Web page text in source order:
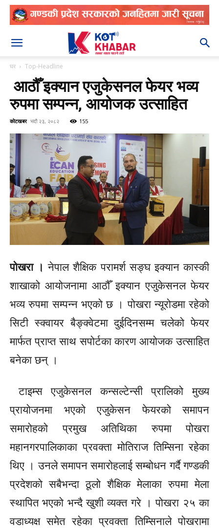
घर Top-Headline
आठौँ इक्यान एजुकेसनल फेयर भव्य
रुपमा सम्पन्न, आयोजक उत्साहित
कोटखबर भदौ २३, २०८२ 155
पोखरा । नेपाल शैक्षिक परामर्शसङ्घ इक्यानकास्की
शाखाको आयोजनामा आठौँइक्यानएजुकेसनल फेयर
भव्य रुपमा सम्पन्न भएको छ । पोखरान्यूरोडमारहेको
सिटी स्क्वायरबैङ्क्वेटमा दुईदिनसम्मचलेको फेयर
मार्फत प्राप्त साथसपोर्टकाकारण आयोजक उत्साहित
बनेका छन् ।
टाइम्स एजुकेसनल कन्सल्टेन्सी प्रालिको मुख्य
प्रायोजनमा भएकोएजुकेसन फेयरको समापन
समारोहको प्रमुख अतिथिका रुपमा पोखरा
महानगरपालिकाका प्रवक्ता मोतिराजतिम्सिनारहेका
थिए । उनले समापन समारोहलाई सम्बोधन गर्दै गण्डकी
प्रदेशको सबैभन्दा ठूलो शैक्षिक मेलाका रुपमा मेला
स्थापित भएको भन्दै खुशी व्यक्त गरे । पोखरा २५ का
वडाध्यक्ष समेत रहेका प्रवक्तातिम्सिनालेपोखरामा